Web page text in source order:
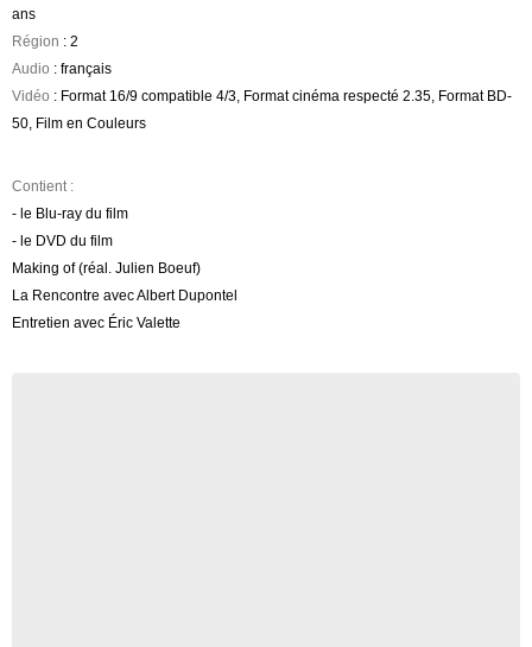
ans
Région : 2
Audio : français
Vidéo : Format 16/9 compatible 4/3, Format cinéma respecté 2.35, Format BD-
50, Film en Couleurs
Contient :
- le Blu-ray du film
- le DVD du film
Making of (réal. Julien Boeuf)
La Rencontre avec Albert Dupontel
Entretien avec Éric Valette